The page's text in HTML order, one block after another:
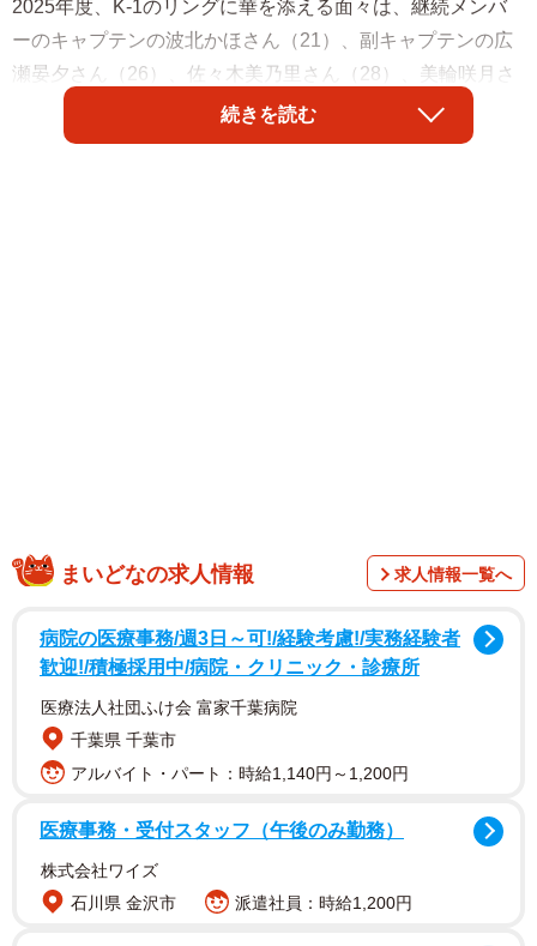
2025年度、K-1のリングに華を添える面々は、継続メンバ
ーのキャプテンの波北かほさん（21）、副キャプテンの広
瀬晏夕さん（26）、佐々木美乃里さん（28）、美輪咲月さ
ん（26）、新メンバーの凛咲子さん（＝りさこ、26）、宇
佐美なおさん（26）、羽瀬萌さん、瀬名ひなのさん
ことが大好きなので、副キャプテンとしてかほキャプテン
き締まる思いです」と話しました。
続きを読む
まいどなの求人情報 求人情報一覧へ
病院の医療事務/週3日～可!/経験考慮!/実務経験者
歓迎!/積極採用中/病院・クリニック・診療所
医療法人社団ふけ会 富家千葉病院
千葉県 千葉市
アルバイト・パート：時給1,140円～1,200円
医療事務・受付スタッフ（午後のみ勤務）
株式会社ワイズ
石川県 金沢市
派遣社員：時給1,200円